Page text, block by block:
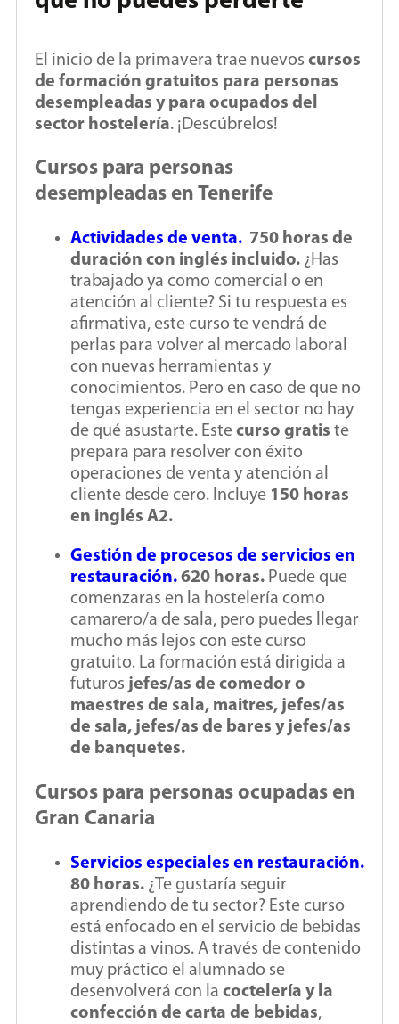
El inicio de la primavera trae nuevos cursos
de formación gratuitos para personas
desempleadas y para ocupados del
sector hostelería. ¡Descúbrelos!
Cursos para personas
desempleadas en Tenerife
Actividades de venta. 750 horas de
duración con inglés incluido. ¿Has
trabajado ya como comercial o en
atención al cliente? Si tu respuesta es
afirmativa, este curso te vendrá de
perlas para volver al mercado laboral
con nuevas herramientas y
conocimientos. Pero en caso de que no
tengas experiencia en el sector no hay
de qué asustarte. Este curso gratis te
prepara para resolver con éxito
operaciones de venta y atención al
cliente desde cero. Incluye 150 horas
en inglés A2.
Gestión de procesos de servicios en
restauración. 620 horas. Puede que
comenzaras en la hostelería como
camarero/a de sala, pero puedes llegar
mucho más lejos con este curso
gratuito. La formación está dirigida a
futuros jefes/as de comedor o
maestres de sala, maitres, jefes/as
de sala, jefes/as de bares y jefes/as
de banquetes.
Cursos para personas ocupadas en
Gran Canaria
Servicios especiales en restauración.
80 horas. ¿Te gustaría seguir
aprendiendo de tu sector? Este curso
está enfocado en el servicio de bebidas
distintas a vinos. A través de contenido
muy práctico el alumnado se
desenvolverá con la coctelería y la
confección de carta de bebidas,